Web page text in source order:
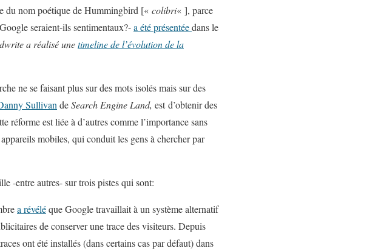
du nom poétique de Hummingbird [« colibri« ], parce
seraient-ils sentimentaux?-a été présentéedans le
a réalisé unetimeline de l’évolution de la
ne se faisant plus sur des mots isolés mais sur des
Sullivan deSearch Engine Land, est d’obtenir des
réforme est liée à d’autres comme l’importance sans
mobiles, qui conduit les gens à chercher par
-entre autres- sur trois pistes qui sont:
a révéléque Google travaillait à un système alternatif
de conserver une trace des visiteurs. Depuis
ont été installés (dans certains cas par défaut) dans